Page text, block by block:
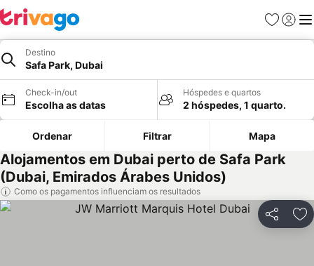
Favoritos
Iniciar
Destino
Safa Park, Dubai
Check-in/out
Escolha as datas
Hóspedes e quartos
2 hóspedes, 1 quarto.
Ordenar Filtrar Mapa
Alojamentos em Dubai perto de Safa Park
(Dubai, Emirados Árabes Unidos)
Como os pagamentos influenciam os resultados
Partilhar